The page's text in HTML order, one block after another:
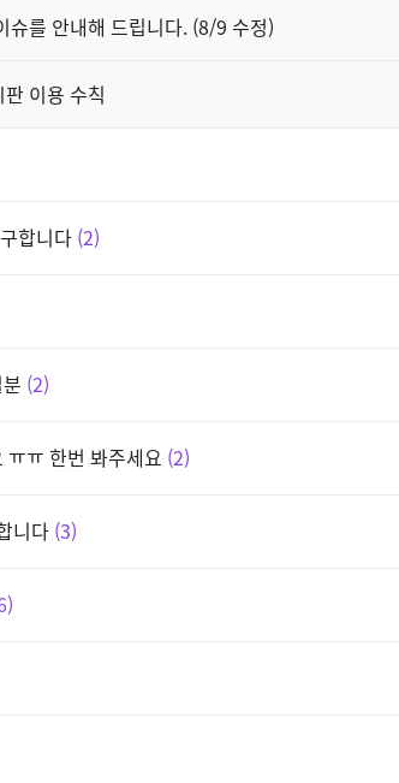
슈를 안내해 드립니다. (8/9 수정)
이용 수칙
합니다 2
2
ㅠ 한번 봐주세요 2
니다 3